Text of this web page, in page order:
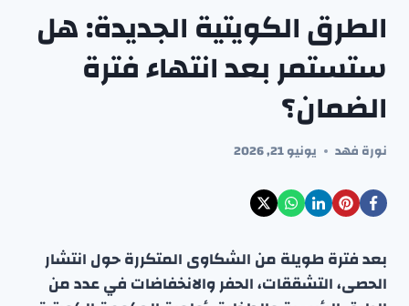
الطرق الكويتية الجديدة: هل
ستستمر بعد انتهاء فترة
الضمان؟
نورة فهد يونيو 21, 2026
بعد فترة طويلة من الشكاوى المتكررة حول انتشار
الحصى، التشققات، الحفر والانخفاضات في عدد من